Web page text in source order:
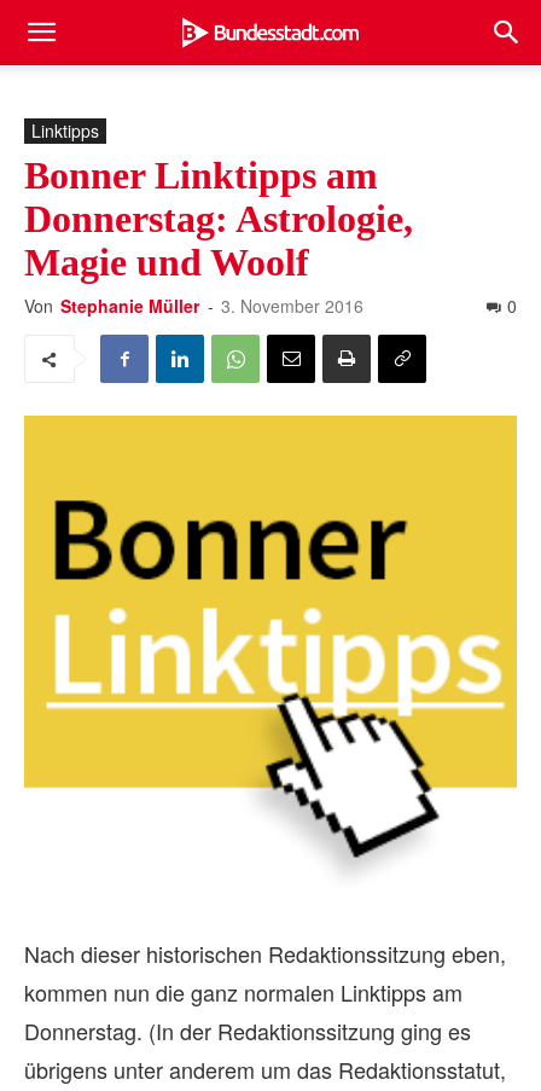
Linktipps
Bonner Linktipps am
Donnerstag: Astrologie,
Magie und Woolf
Von Stephanie Müller - 3. November 2016 0
Nach dieser historischen Redaktionssitzung eben,
kommen nun die ganz normalen Linktipps am
Donnerstag. (In der Redaktionssitzung ging es
übrigens unter anderem um das Redaktionsstatut,